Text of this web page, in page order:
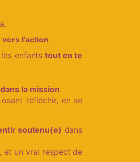
l’action.
enfants tout en te
la mission.
réfléchir, en se
soutenu(e) dans
et un vrai respect de